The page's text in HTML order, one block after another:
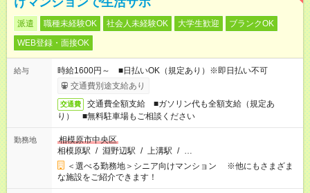
派遣 職種未経験OK 社会人未経験OK 大学生歓迎
ブランクOK
WEB登録・面接OK
給与
時給1600円～ ■日払いOK（規定あり）※即日払い不可
交通費別途支給あり
交通費
交通費全額支給 ■ガソリン代も全額支給（規定あ
り） ■無料駐車場もご相談ください
勤務地
相模原市中央区
相模原駅 / 淵野辺駅 / 上溝駅 / …
＜選べる勤務地＞シニア向けマンション ※他にもさまざま
な施設をご紹介できます！